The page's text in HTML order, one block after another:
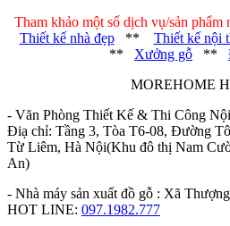
Tham khảo một số dịch vụ/sản phẩm
Thiết kế nhà đẹp** Thiết kế nội
** Xưởng gỗ **
MOREHOME
- Văn Phòng Thiết Kế & Thi Công
Điạ chỉ: Tầng 3, Tòa T6-08, Đường
Từ Liêm, Hà Nội(Khu đô thị Nam
An)
- Nhà máy sản xuất đồ gỗ : Xã
HOT LINE: 097.1982.777